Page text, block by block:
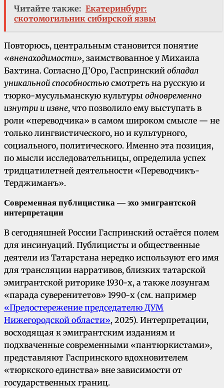
Читайте также: Екатеринбург:
скотомогильник сибирской язвы
Повторюсь, центральным становится понятие
«вненаходимости», заимствованное у Михаила
Бахтина. Согласно Д’Оро, Гаспринский обладал
уникальной способностью смотреть на русскую и
тюрко-мусульманскую культуры одновременно
изнутри и извне, что позволило ему выступать в
роли «переводчика» в самом широком смысле — не
только лингвистического, но и культурного,
социального, политического. Именно эта позиция,
по мысли исследовательницы, определила успех
тридцатилетней деятельности «Переводчикъ-
Терджиманъ».
Современная публицистика — эхо эмигрантской
интерпретации
В сегодняшней России Гаспринский остаётся полем
для инсинуаций. Публицисты и общественные
деятели из Татарстана нередко используют его имя
для трансляции нарративов, близких татарской
эмигрантской риторике 1930-х, а также лозунгам
«парада суверенитетов» 1990-х (см. например
«Предостережение председателю ДУМ
Нижегородской области», 2025). Интерпретации,
восходящая к эмигрантским изданиям и
подхваченные современными «пантюркистами»,
представляют Гаспринского вдохновителем
«тюркского единства» вне зависимости от
государственных границ.